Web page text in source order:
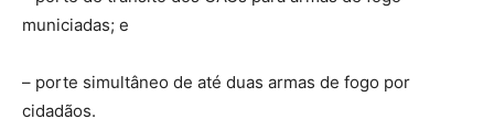
municiadas; e
– porte simultâneo de até duas armas de fogo por
cidadãos.